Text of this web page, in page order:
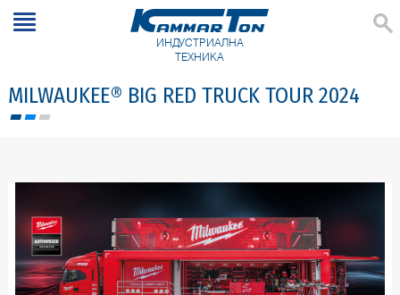
ИНДУСТРИАЛНА
ТЕХНИКА
MILWAUKEE® BIG RED TRUCK TOUR 2024